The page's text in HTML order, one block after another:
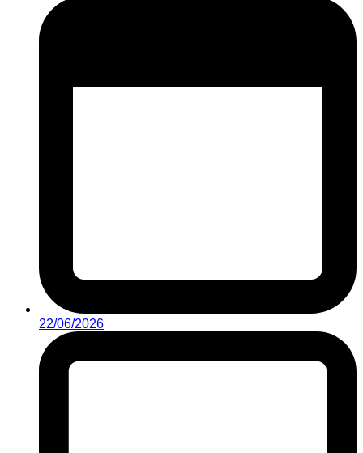
22/06/2026